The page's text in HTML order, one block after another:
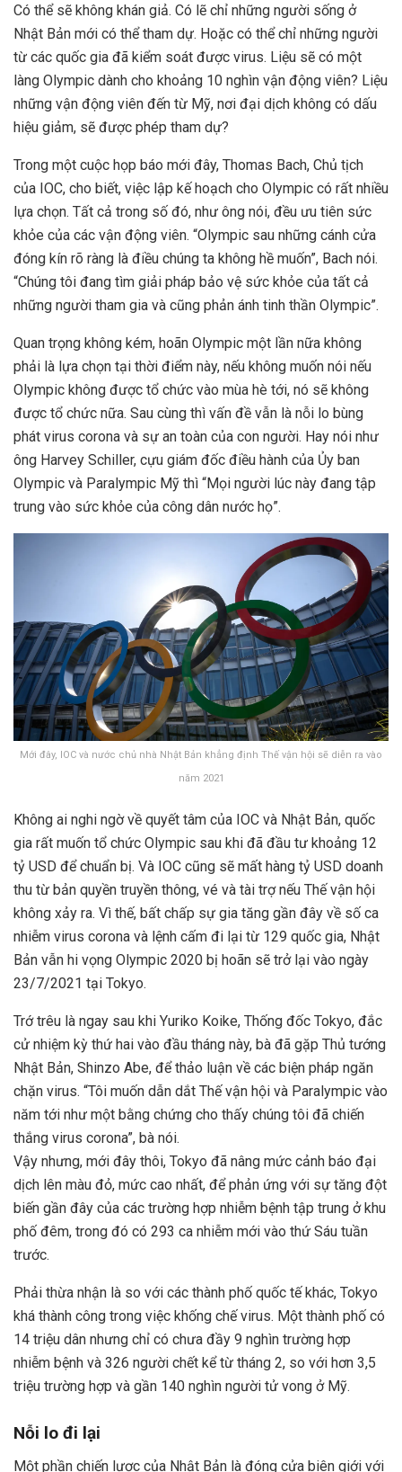
Có thể sẽ không khán giả. Có lẽ chỉ những người sống ở
Nhật Bản mới có thể tham dự. Hoặc có thể chỉ những người
từ các quốc gia đã kiểm soát được virus. Liệu sẽ có một
làng Olympic dành cho khoảng 10 nghìn vận động viên? Liệu
những vận động viên đến từ Mỹ, nơi đại dịch không có dấu
hiệu giảm, sẽ được phép tham dự?
Trong một cuộc họp báo mới đây, Thomas Bach, Chủ tịch
của IOC, cho biết, việc lập kế hoạch cho Olympic có rất nhiều
lựa chọn. Tất cả trong số đó, như ông nói, đều ưu tiên sức
khỏe của các vận động viên. “Olympic sau những cánh cửa
đóng kín rõ ràng là điều chúng ta không hề muốn”, Bach nói.
“Chúng tôi đang tìm giải pháp bảo vệ sức khỏe của tất cả
những người tham gia và cũng phản ánh tinh thần Olympic”.
Quan trọng không kém, hoãn Olympic một lần nữa không
phải là lựa chọn tại thời điểm này, nếu không muốn nói nếu
Olympic không được tổ chức vào mùa hè tới, nó sẽ không
được tổ chức nữa. Sau cùng thì vấn đề vẫn là nỗi lo bùng
phát virus corona và sự an toàn của con người. Hay nói như
ông Harvey Schiller, cựu giám đốc điều hành của Ủy ban
Olympic và Paralympic Mỹ thì “Mọi người lúc này đang tập
trung vào sức khỏe của công dân nước họ”.
Mới đây, IOC và nước chủ nhà Nhật Bản khẳng định Thế vận hội sẽ diễn ra vào
năm 2021
Không ai nghi ngờ về quyết tâm của IOC và Nhật Bản, quốc
gia rất muốn tổ chức Olympic sau khi đã đầu tư khoảng 12
tỷ USD để chuẩn bị. Và IOC cũng sẽ mất hàng tỷ USD doanh
thu từ bản quyền truyền thông, vé và tài trợ nếu Thế vận hội
không xảy ra. Vì thế, bất chấp sự gia tăng gần đây về số ca
nhiễm virus corona và lệnh cấm đi lại từ 129 quốc gia, Nhật
Bản vẫn hi vọng Olympic 2020 bị hoãn sẽ trở lại vào ngày
23/7/2021 tại Tokyo.
Trớ trêu là ngay sau khi Yuriko Koike, Thống đốc Tokyo, đắc
cử nhiệm kỳ thứ hai vào đầu tháng này, bà đã gặp Thủ tướng
Nhật Bản, Shinzo Abe, để thảo luận về các biện pháp ngăn
chặn virus. “Tôi muốn dẫn dắt Thế vận hội và Paralympic vào
năm tới như một bằng chứng cho thấy chúng tôi đã chiến
thắng virus corona”, bà nói.
Vậy nhưng, mới đây thôi, Tokyo đã nâng mức cảnh báo đại
dịch lên màu đỏ, mức cao nhất, để phản ứng với sự tăng đột
biến gần đây của các trường hợp nhiễm bệnh tập trung ở khu
phố đêm, trong đó có 293 ca nhiễm mới vào thứ Sáu tuần
trước.
Phải thừa nhận là so với các thành phố quốc tế khác, Tokyo
khá thành công trong việc khống chế virus. Một thành phố có
14 triệu dân nhưng chỉ có chưa đầy 9 nghìn trường hợp
nhiễm bệnh và 326 người chết kể từ tháng 2, so với hơn 3,5
triệu trường hợp và gần 140 nghìn người tử vong ở Mỹ.
Nỗi lo đi lại
Một phần chiến lược của Nhật Bản là đóng cửa biên giới với